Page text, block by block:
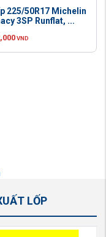
225/50R17 Michelin
3SP Runflat, ...
VND
LỐP